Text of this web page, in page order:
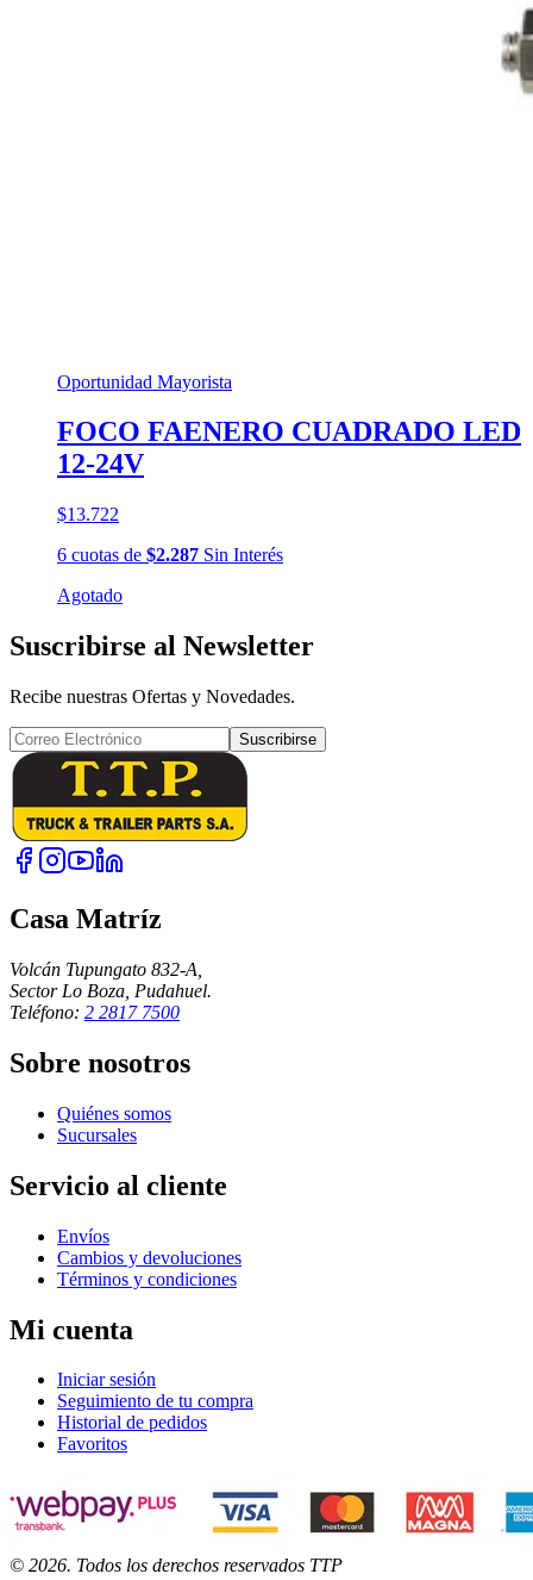
Oportunidad Mayorista
FOCO FAENERO CUADRADO LED
12-24V
$13.722
6 cuotas de $2.287 Sin Interés
Agotado
Suscribirse al Newsletter
Recibe nuestras Ofertas y Novedades.
Suscribirse
Casa Matríz
Volcán Tupungato 832-A,
Sector Lo Boza, Pudahuel.
Teléfono: 2 2817 7500
Sobre nosotros
Quiénes somos
Sucursales
Servicio al cliente
Envíos
Cambios y devoluciones
Términos y condiciones
Mi cuenta
Iniciar sesión
Seguimiento de tu compra
Historial de pedidos
Favoritos
© 2026. Todos los derechos reservados TTP